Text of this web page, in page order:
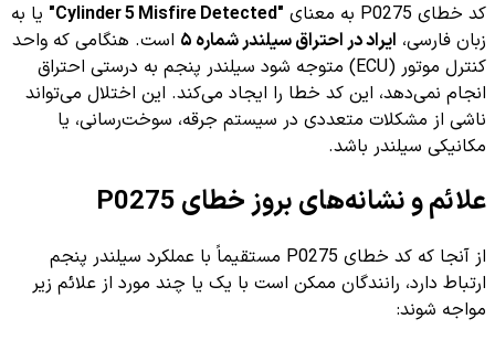
کد خطای P0275 به معنای "Cylinder 5 Misfire Detected"
یا به
زبان فارسی، ایراد در احتراق سیلندر شماره ۵
است. هنگامی که واحد
کنترل موتور (ECU) متوجه شود سیلندر پنجم به درستی احتراق
انجام نمی‌دهد، این کد خطا را ایجاد می‌کند. این اختلال می‌تواند
ناشی از مشکلات متعددی در سیستم جرقه، سوخت‌رسانی، یا
مکانیکی سیلندر باشد.
علائم و نشانه‌های بروز خطای P0275
از آنجا که کد خطای P0275 مستقیماً با عملکرد سیلندر پنجم
ارتباط دارد، رانندگان ممکن است با یک یا چند مورد از علائم زیر
مواجه شوند: